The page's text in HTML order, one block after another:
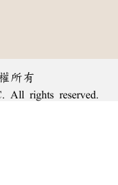
所有
All rights reserved.